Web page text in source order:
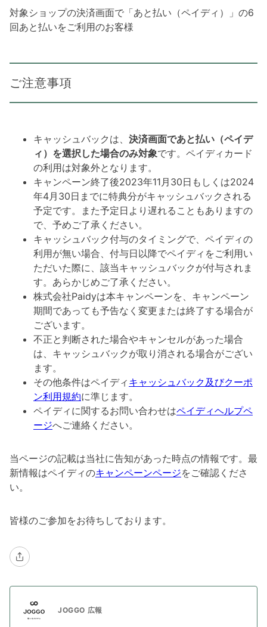
対象ショップの決済画面で「あと払い（ペイディ）」の6
回あと払いをご利用のお客様
ご注意事項
キャッシュバックは、 決済画面であと払い（ペイデ
ィ）を選択した場合のみ対象です。ペイディカード
の利用は対象外となります。
キャンペーン終了後2023年11月30日もしくは2024
年4月30日までに特典分がキャッシュバックされる
予定です。また予定日より遅れることもありますの
で、予めご了承ください。
キャッシュバック付与のタイミングで、ペイディの
利用が無い場合、付与日以降でペイディをご利用い
ただいた際に、該当キャッシュバックが付与されま
す。あらかじめご了承ください。
株式会社Paidyは本キャンペーンを、キャンペーン
期間であっても予告なく変更または終了する場合が
ございます。
不正と判断された場合やキャンセルがあった場合
は、キャッシュバックが取り消される場合がござい
ます。
その他条件はペイディ キャッシュバック及びクーポ
ン利用規約に準じます。
ペイディに関するお問い合わせはペイディヘルプペ
ージへご連絡ください。
当ページの記載は当社に告知があった時点の情報です。最
新情報はペイディのキャンペーンページをご確認くださ
い。
皆様のご参加をお待ちしております。
JOGGO 広報